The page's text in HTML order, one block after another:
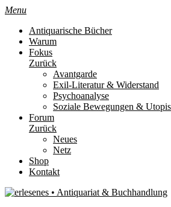
Menu
Antiquarische Bücher
Warum
Fokus
Zurück
Avantgarde
Exil-Literatur & Widerstand
Psychoanalyse
Soziale Bewegungen &
Forum
Zurück
Neues
Netz
Shop
Kontakt